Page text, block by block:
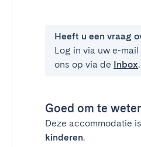
Heeft u een vraag
Log in via uw e-
ons op via de Inbox.
Goed om te
Deze accommodatie
kinderen.